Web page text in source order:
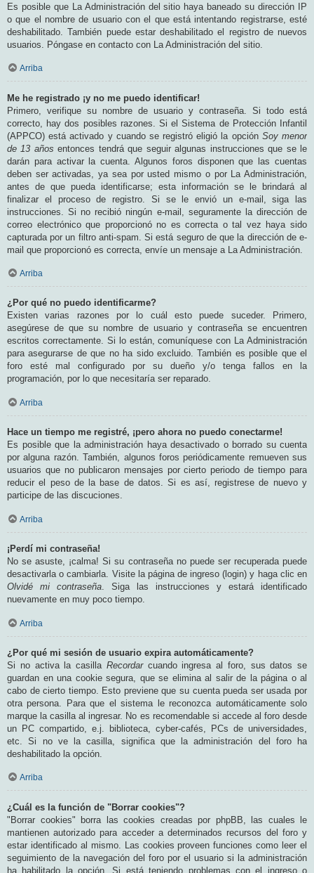
Es posible que La Administración del sitio haya baneado su dirección IP
o que el nombre de usuario con el que está intentando registrarse, esté
deshabilitado. También puede estar deshabilitado el registro de nuevos
usuarios. Póngase en contacto con La Administración del sitio.
Arriba
Me he registrado ¡y no me puedo identificar!
Primero, verifique su nombre de usuario y contraseña. Si todo está
correcto, hay dos posibles razones. Si el Sistema de Protección Infantil
(APPCO) está activado y cuando se registró eligió la opción Soy menor
de 13 años entonces tendrá que seguir algunas instrucciones que se le
darán para activar la cuenta. Algunos foros disponen que las cuentas
deben ser activadas, ya sea por usted mismo o por La Administración,
antes de que pueda identificarse; esta información se le brindará al
finalizar el proceso de registro. Si se le envió un e-mail, siga las
instrucciones. Si no recibió ningún e-mail, seguramente la dirección de
correo electrónico que proporcionó no es correcta o tal vez haya sido
capturada por un filtro anti-spam. Si está seguro de que la dirección de e-
mail que proporcionó es correcta, envíe un mensaje a La Administración.
Arriba
¿Por qué no puedo identificarme?
Existen varias razones por lo cuál esto puede suceder. Primero,
asegúrese de que su nombre de usuario y contraseña se encuentren
escritos correctamente. Si lo están, comuníquese con La Administración
para asegurarse de que no ha sido excluido. También es posible que el
foro esté mal configurado por su dueño y/o tenga fallos en la
programación, por lo que necesitaría ser reparado.
Arriba
Hace un tiempo me registré, ¡pero ahora no puedo conectarme!
Es posible que la administración haya desactivado o borrado su cuenta
por alguna razón. También, algunos foros periódicamente remueven sus
usuarios que no publicaron mensajes por cierto periodo de tiempo para
reducir el peso de la base de datos. Si es así, registrese de nuevo y
participe de las discuciones.
Arriba
¡Perdí mi contraseña!
No se asuste, ¡calma! Si su contraseña no puede ser recuperada puede
desactivarla o cambiarla. Visite la página de ingreso (login) y haga clic en
Olvidé mi contraseña. Siga las instrucciones y estará identificado
nuevamente en muy poco tiempo.
Arriba
¿Por qué mi sesión de usuario expira automáticamente?
Si no activa la casilla Recordarcuando ingresa al foro, sus datos se
guardan en una cookie segura, que se elimina al salir de la página o al
cabo de cierto tiempo. Esto previene que su cuenta pueda ser usada por
otra persona. Para que el sistema le reconozca automáticamente solo
marque la casilla al ingresar. No es recomendable si accede al foro desde
un PC compartido, e.j. biblioteca, cyber-cafés, PCs de universidades,
etc. Si no ve la casilla, significa que la administración del foro ha
deshabilitado la opción.
Arriba
¿Cuál es la función de "Borrar cookies"?
"Borrar cookies" borra las cookies creadas por phpBB, las cuales le
mantienen autorizado para acceder a determinados recursos del foro y
estar identificado al mismo. Las cookies proveen funciones como leer el
seguimiento de la navegación del foro por el usuario si la administración
ha habilitado la opción. Si está teniendo problemas con el ingreso o